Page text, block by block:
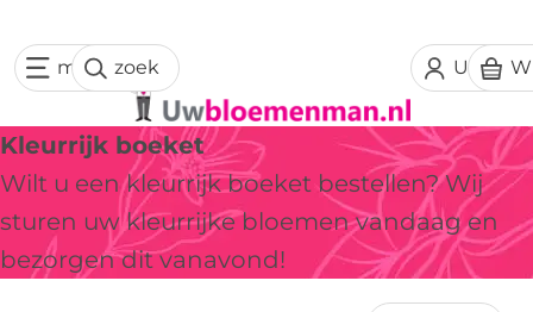
Uw
menuzoek
Kleurrijk boeket
Wilt u een kleurrijk boeket bestellen? Wij
sturen uw kleurrijke bloemen vandaag en
bezorgen dit vanavond!